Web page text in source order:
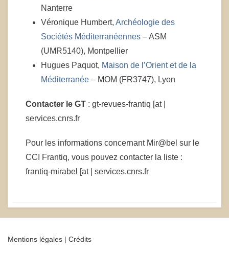
Nanterre
Véronique Humbert, Archéologie des
Sociétés Méditerranéennes – ASM
(UMR5140), Montpellier
Hugues Paquot, Maison de l’Orient et de la
Méditerranée – MOM (FR3747), Lyon
Contacter le GT : gt-revues-frantiq [at |
services.cnrs.fr
Pour les informations concernant Mir@bel sur le
CCI Frantiq, vous pouvez contacter la liste :
frantiq-mirabel [at | services.cnrs.fr
Mentions légales | Crédits